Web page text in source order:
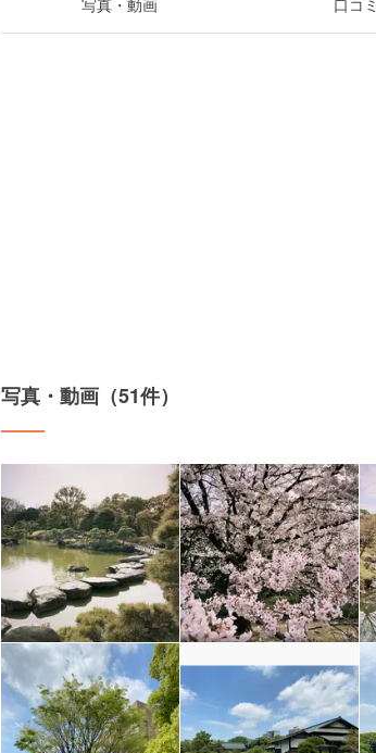
写真・動画 口コミ
写真・動画（51件）